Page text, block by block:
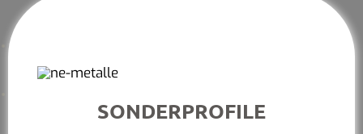
SONDERPROFILE